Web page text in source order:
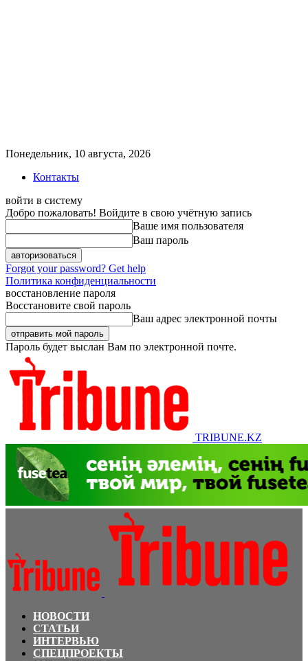
Понедельник, 10 августа, 2026
Контакты
войти в систему
Добро пожаловать! Войдите в свою учётную запись
Ваше имя пользователя
Ваш пароль
Forgot your password? Get help
Политика конфиденциальности
восстановление пароля
Восстановите свой пароль
Ваш адрес электронной почты
Пароль будет выслан Вам по электронной почте.
TRIBUNE.KZ
НОВОСТИ
СТАТЬИ
ИНТЕРВЬЮ
СПЕЦПРОЕКТЫ